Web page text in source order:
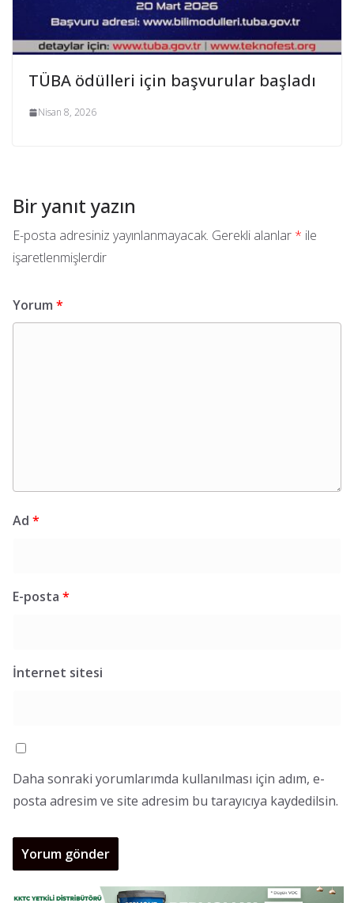
TÜBA ödülleri için başvurular başladı
Nisan 8, 2026
Bir yanıt yazın
E-posta adresiniz yayınlanmayacak. Gerekli alanlar * ile
işaretlenmişlerdir
Yorum *
Ad *
E-posta *
İnternet sitesi
Daha sonraki yorumlarımda kullanılması için adım, e-
posta adresim ve site adresim bu tarayıcıya kaydedilsin.